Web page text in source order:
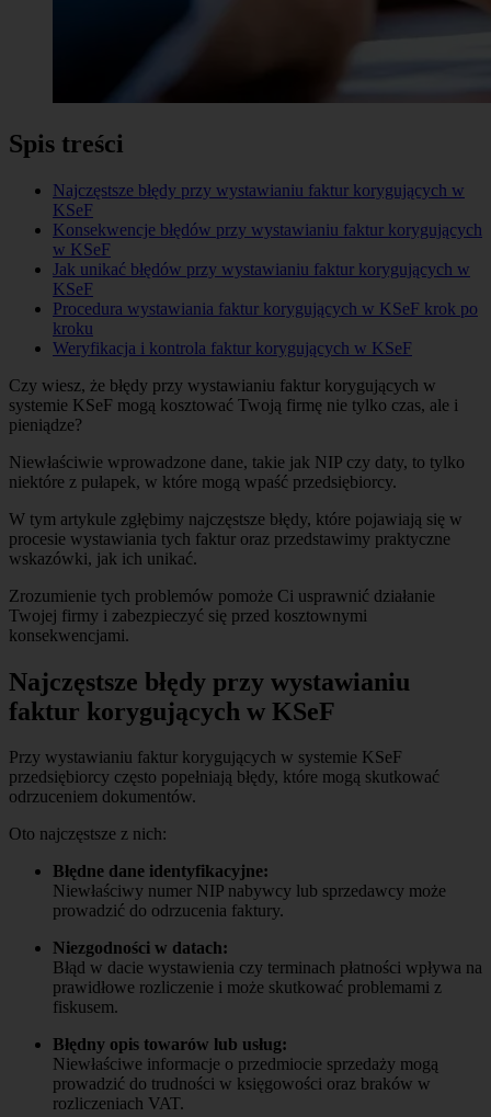
Spis treści
Najczęstsze błędy przy wystawianiu faktur korygujących w
KSeF
Konsekwencje błędów przy wystawianiu faktur korygujących
w KSeF
Jak unikać błędów przy wystawianiu faktur korygujących w
KSeF
Procedura wystawiania faktur korygujących w KSeF krok po
kroku
Weryfikacja i kontrola faktur korygujących w KSeF
Czy wiesz, że błędy przy wystawianiu faktur korygujących w
systemie KSeF mogą kosztować Twoją firmę nie tylko czas, ale i
pieniądze?
Niewłaściwie wprowadzone dane, takie jak NIP czy daty, to tylko
niektóre z pułapek, w które mogą wpaść przedsiębiorcy.
W tym artykule zgłębimy najczęstsze błędy, które pojawiają się w
procesie wystawiania tych faktur oraz przedstawimy praktyczne
wskazówki, jak ich unikać.
Zrozumienie tych problemów pomoże Ci usprawnić działanie
Twojej firmy i zabezpieczyć się przed kosztownymi
konsekwencjami.
Najczęstsze błędy przy wystawianiu
faktur korygujących w KSeF
Przy wystawianiu faktur korygujących w systemie KSeF
przedsiębiorcy często popełniają błędy, które mogą skutkować
odrzuceniem dokumentów.
Oto najczęstsze z nich:
Błędne dane identyfikacyjne:
Niewłaściwy numer NIP nabywcy lub sprzedawcy może
prowadzić do odrzucenia faktury.
Niezgodności w datach:
Błąd w dacie wystawienia czy terminach płatności wpływa na
prawidłowe rozliczenie i może skutkować problemami z
fiskusem.
Błędny opis towarów lub usług:
Niewłaściwe informacje o przedmiocie sprzedaży mogą
prowadzić do trudności w księgowości oraz braków w
rozliczeniach VAT.